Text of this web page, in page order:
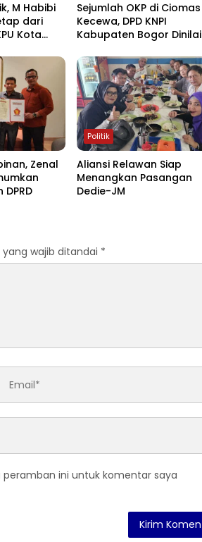
M Habibi
dari
Kota
Sejumlah OKP di Ciomas
Kecewa, DPD KNPI
Kabupaten Bogor Dinilai
Intervensi Muscam
Zenal
Politik
Aliansi Relawan Siap
Menangkan Pasangan
Dedie-JM
yang wajib ditandai *
ini untuk komentar saya